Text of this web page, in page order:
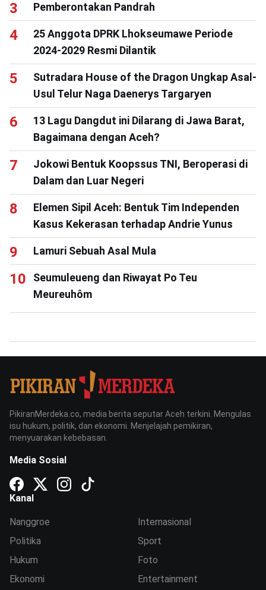
Pemberontakan Pandrah
25 Anggota DPRK Lhokseumawe Periode
2024-2029 Resmi Dilantik
Sutradara House of the Dragon Ungkap Asal-
Usul Telur Naga Daenerys Targaryen
13 Lagu Dangdut ini Dilarang di Jawa Barat,
Bagaimana dengan Aceh?
Jokowi Bentuk Koopssus TNI, Beroperasi di
Dalam dan Luar Negeri
Elemen Sipil Aceh: Bentuk Tim Independen
Kasus Kekerasan terhadap Andrie Yunus
Lamuri Sebuah Asal Mula
Seumuleueng dan Riwayat Po Teu
Meureuhôm
PikiranMerdeka.co, media berita seputar Aceh terkini. Mengulas
isu hukum, politik, dan ekonomi. Menjelajah pemikiran,
menyuarakan kebebasan.
Media Sosial
Kanal
Nanggroe
Politika
Hukum
Ekonomi
Internasional
Sport
Foto
Entertainment